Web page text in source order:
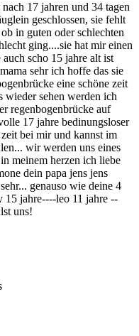
17 jahren und 34 tagen
geschlossen, sie fehlt
in guten oder schlechten
ging....sie hat mir einen
scho 15 jahre alt ist
sehr ich hoffe das sie
eine schöne zeit
wieder sehen werden ich
regenbogenbrücke auf
17 jahre bedinungsloser
bei mir und kannst im
wir werden uns eines
meinem herzen ich liebe
dein papa jens jens
genauso wie deine 4
15 jahre----leo 11 jahre --
uns!